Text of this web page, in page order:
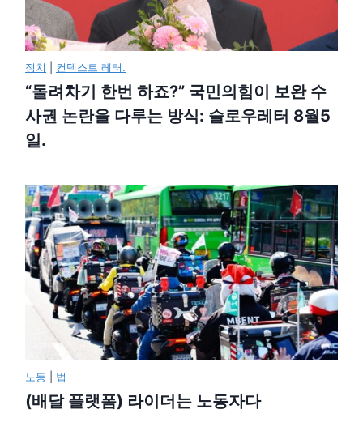
정치 컨텍스트 레터.
“돌려차기 한번 하죠?” 국민의힘이 보완 수
사권 논란을 다루는 방식: 슬로우레터 8월5
일.
노동 법
(배달 플랫폼) 라이더는 노동자다